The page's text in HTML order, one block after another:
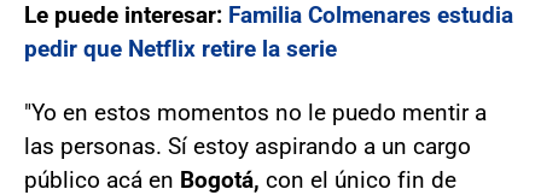
Le puede interesar: Familia Colmenares estudia
pedir que Netflix retire la serie
"Yo en estos momentos no le puedo mentir a
las personas. Sí estoy aspirando a un cargo
público acá en Bogotá, con el único fin de